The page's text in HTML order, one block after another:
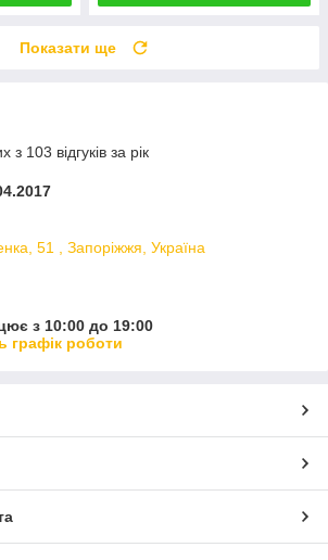
Показати ще
з 103 відгуків за рік
51 , Запоріжжя, Україна
з 10:00 до 19:00
графік роботи